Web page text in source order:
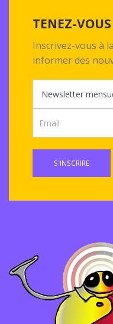
TENEZ-
Inscrivez-vous à
informer des
S'INSCRIRE